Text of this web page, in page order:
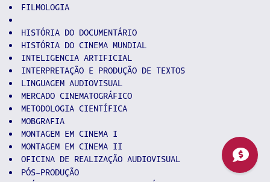
FILMOLOGIA
HISTÓRIA DO DOCUMENTÁRIO
HISTÓRIA DO CINEMA MUNDIAL
INTELIGENCIA ARTIFICIAL
INTERPRETAÇÃO E PRODUÇÃO DE TEXTOS
LINGUAGEM AUDIOVISUAL
MERCADO CINEMATOGRÁFICO
METODOLOGIA CIENTÍFICA
MOBGRAFIA
MONTAGEM EM CINEMA I
MONTAGEM EM CINEMA II
OFICINA DE REALIZAÇÃO AUDIOVISUAL
PÓS-PRODUÇÃO